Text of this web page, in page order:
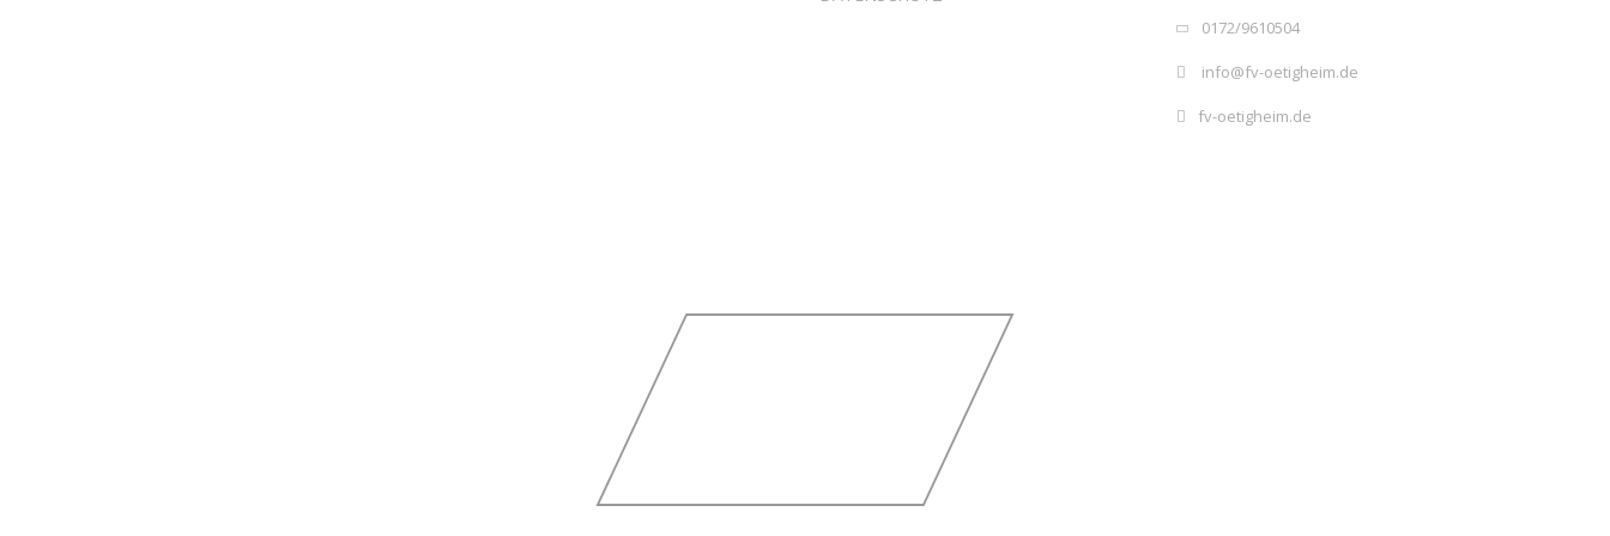
0172/9610504
info@fv-oetigheim.de
fv-oetigheim.de